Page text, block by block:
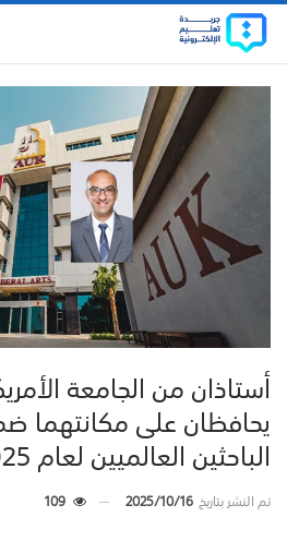
أستاذان من الجامعة
الباحثين العالميين لعام 2025
تم النشر بتاريخ2025/10/16
109